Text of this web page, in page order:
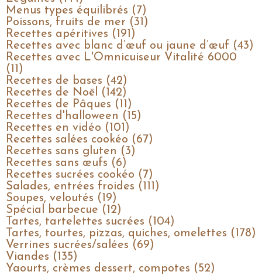
Menus types équilibrés (7)
Poissons, fruits de mer (31)
Recettes apéritives (191)
Recettes avec blanc d’œuf ou jaune d’œuf (43)
Recettes avec L'Omnicuiseur Vitalité 6000
(11)
Recettes de bases (42)
Recettes de Noël (142)
Recettes de Pâques (11)
Recettes d'halloween (15)
Recettes en vidéo (101)
Recettes salées cookéo (67)
Recettes sans gluten (3)
Recettes sans œufs (6)
Recettes sucrées cookéo (7)
Salades, entrées froides (111)
Soupes, veloutés (19)
Spécial barbecue (12)
Tartes, tartelettes sucrées (104)
Tartes, tourtes, pizzas, quiches, omelettes (178)
Verrines sucrées/salées (69)
Viandes (135)
Yaourts, crèmes dessert, compotes (52)